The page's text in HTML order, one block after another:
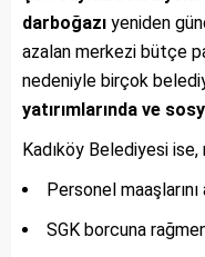
darboğazı yeniden
azalan merkezi bütçe
nedeniyle birçok
yatırımlarında ve
Kadıköy Belediyesi
Personel
SGK borcuna